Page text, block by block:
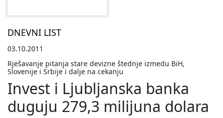
DNEVNI LIST
03.10.2011
Rješavanje pitanja stare devizne štednje izmedu BiH,
Slovenije i Srbije i dalje na cekanju
Invest i Ljubljanska banka
duguju 279,3 milijuna dolara